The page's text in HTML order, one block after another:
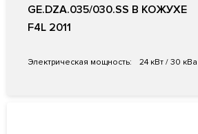
GE.DZA.035/030.SS В КОЖУХЕ
F4L 2011
Электрическая мощность: 24 кВт / 30 кВа